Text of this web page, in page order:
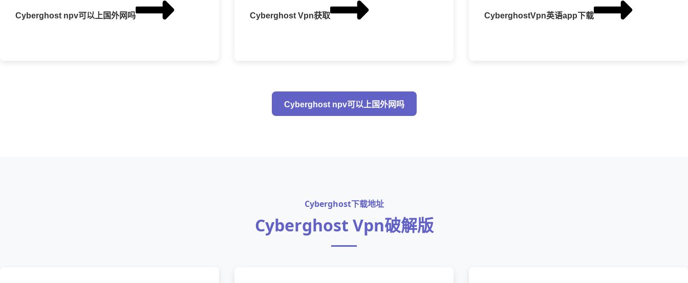
Cyberghost npv可以上国外网吗 Cyberghost Vpn获取 CyberghostVpn英语app下载
Cyberghost npv可以上国外网吗
Cyberghost下载地址
Cyberghost Vpn破解版